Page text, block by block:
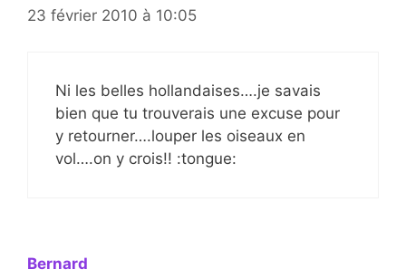
23 février 2010 à 10:05
Ni les belles hollandaises….je savais
bien que tu trouverais une excuse pour
y retourner….louper les oiseaux en
vol….on y crois!! :tongue:
Bernard